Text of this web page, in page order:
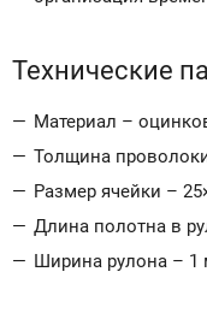
Технические
Материал –
Толщина
Размер ячейки –
Длина полотна в
Ширина рулона – 1